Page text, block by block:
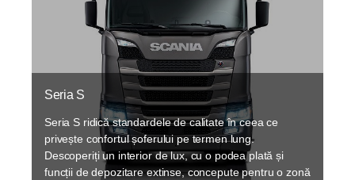
Seria S
Seria S ridică standardele de calitate în ceea ce
privește confortul șoferului pe termen lung.
Descoperiți un interior de lux, cu o podea plată și
funcții de depozitare extinse, concepute pentru o zonă